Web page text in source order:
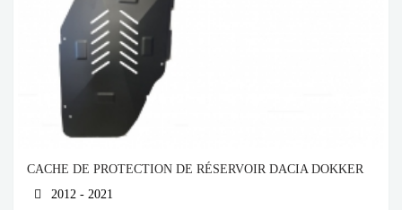
CACHE DE PROTECTION DE RÉSERVOIR DACIA DOKKER
2012 - 2021